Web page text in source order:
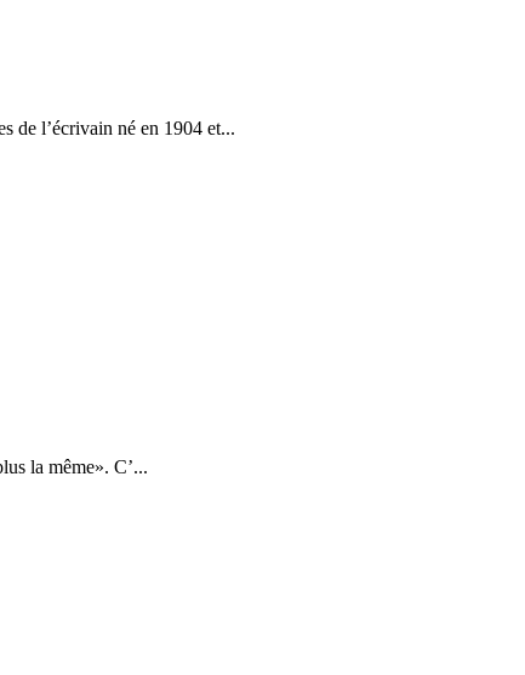
de l’écrivain né en 1904 et...
la même». C’...